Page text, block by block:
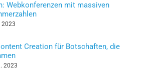
Webkonferenzen mit massiven
2023
Creation für Botschaften, die
2023